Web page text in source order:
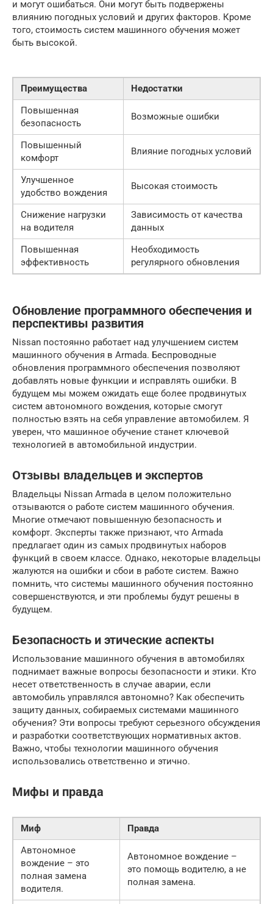
и могут ошибаться. Они могут быть подвержены
влиянию погодных условий и других факторов. Кроме
того, стоимость систем машинного обучения может
быть высокой.
Преимущества
Недостатки
Повышенная
безопасность
Возможные ошибки
Повышенный
комфорт
Влияние погодных условий
Улучшенное
удобство вождения
Высокая стоимость
Снижение нагрузки
на водителя
Зависимость от качества
данных
Повышенная
эффективность
Необходимость
регулярного обновления
Обновление программного обеспечения и
перспективы развития
Nissan постоянно работает над улучшением систем
машинного обучения в Armada. Беспроводные
обновления программного обеспечения позволяют
добавлять новые функции и исправлять ошибки. В
будущем мы можем ожидать еще более продвинутых
систем автономного вождения, которые смогут
полностью взять на себя управление автомобилем. Я
уверен, что машинное обучение станет ключевой
технологией в автомобильной индустрии.
Отзывы владельцев и экспертов
Владельцы Nissan Armada в целом положительно
отзываются о работе систем машинного обучения.
Многие отмечают повышенную безопасность и
комфорт. Эксперты также признают, что Armada
предлагает один из самых продвинутых наборов
функций в своем классе. Однако, некоторые владельцы
жалуются на ошибки и сбои в работе систем. Важно
помнить, что системы машинного обучения постоянно
совершенствуются, и эти проблемы будут решены в
будущем.
Безопасность и этические аспекты
Использование машинного обучения в автомобилях
поднимает важные вопросы безопасности и этики. Кто
несет ответственность в случае аварии, если
автомобиль управлялся автономно? Как обеспечить
защиту данных, собираемых системами машинного
обучения? Эти вопросы требуют серьезного обсуждения
и разработки соответствующих нормативных актов.
Важно, чтобы технологии машинного обучения
использовались ответственно и этично.
Мифы и правда
Миф
Правда
Автономное
вождение – это
полная замена
водителя.
Автономное вождение –
это помощь водителю, а не
полная замена.